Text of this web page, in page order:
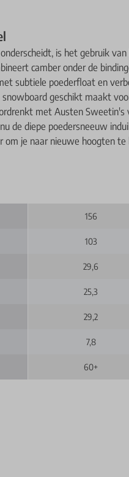
is het gebruik
camber onder de
subtiele poederfloat en
geschikt maakt
met Austen Sweetin's
de diepe poedersneeuw
je naar nieuwe hoogten te
156
103
29,6
25,3
29,2
7,8
60+